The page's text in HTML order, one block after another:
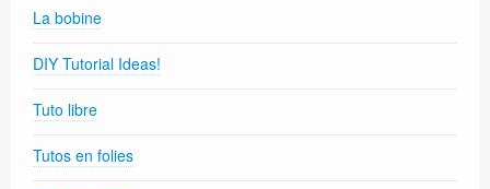
La bobine
DIY Tutorial Ideas!
Tuto libre
Tutos en folies